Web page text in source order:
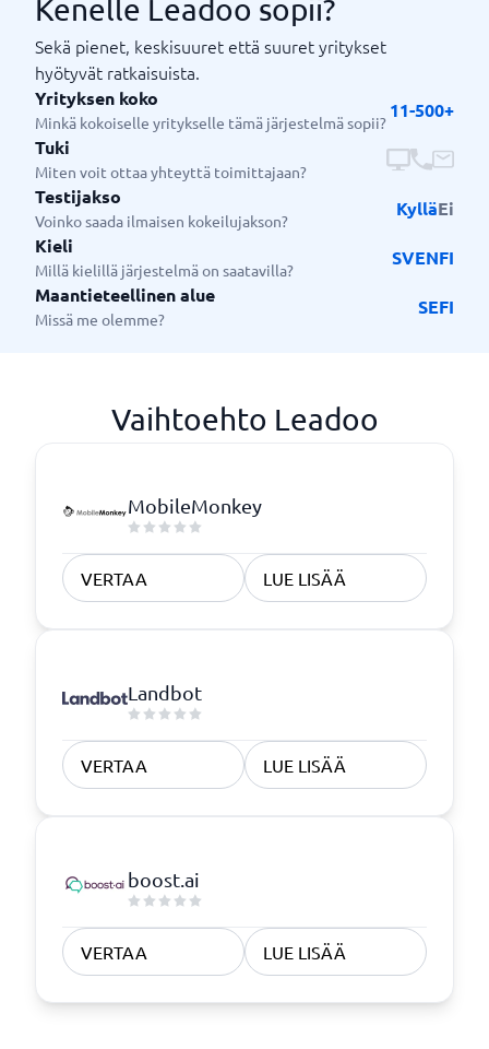
Kenelle Leadoo sopii?
Sekä pienet, keskisuuret että suuret yritykset
hyötyvät ratkaisuista.
Yrityksen koko
Minkä kokoiselle yritykselle tämä järjestelmä sopii?
11-500+
Tuki
Miten voit ottaa yhteyttä toimittajaan?
Testijakso
Voinko saada ilmaisen kokeilujakson?
KylläEi
Kieli
Millä kielillä järjestelmä on saatavilla?
SVENFI
Maantieteellinen alue
Missä me olemme?
SEFI
Vaihtoehto Leadoo
MobileMonkey
VERTAA LUE LISÄÄ
Landbot
VERTAA LUE LISÄÄ
boost.ai
VERTAA LUE LISÄÄ